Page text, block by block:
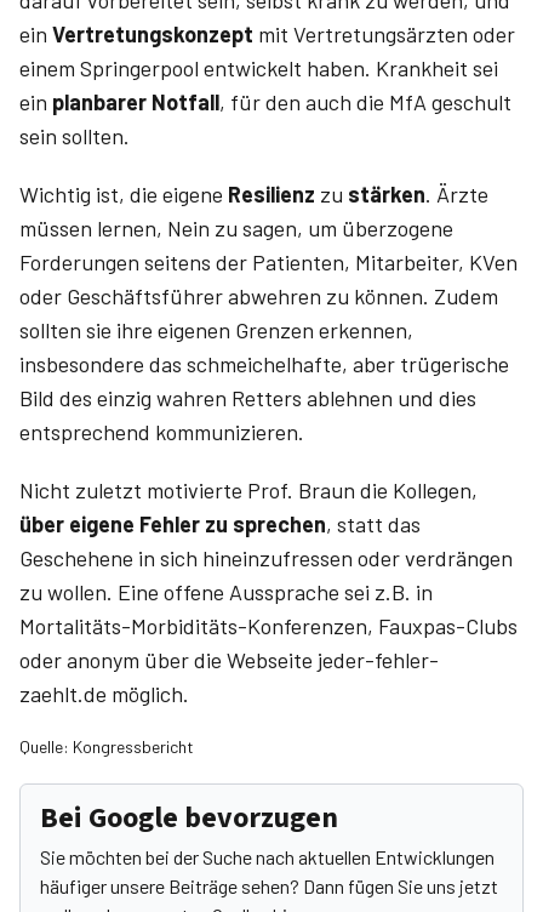
ein Vertretungskonzept mit Vertretungsärzten oder
einem Springerpool entwickelt haben. Krankheit sei
ein planbarer Notfall, für den auch die MfA geschult
sein sollten.
Wichtig ist, die eigene Resilienz zu stärken. Ärzte
müssen lernen, Nein zu sagen, um überzogene
Forderungen seitens der Patienten, Mitarbeiter, KVen
oder Geschäftsführer abwehren zu können. Zudem
sollten sie ihre eigenen Grenzen erkennen,
insbesondere das schmeichelhafte, aber trügerische
Bild des einzig wahren Retters ablehnen und dies
entsprechend kommunizieren.
Nicht zuletzt motivierte Prof. Braun die Kollegen,
über eigene Fehler zu sprechen, statt das
Geschehene in sich hineinzufressen oder verdrängen
zu wollen. Eine offene Aussprache sei z.B. in
Mortalitäts-Morbiditäts-Konferenzen, Fauxpas-Clubs
oder anonym über die Webseite jeder-fehler-
zaehlt.de möglich.
Quelle: Kongressbericht
Bei Google bevorzugen
Sie möchten bei der Suche nach aktuellen Entwicklungen
häufiger unsere Beiträge sehen? Dann fügen Sie uns jetzt